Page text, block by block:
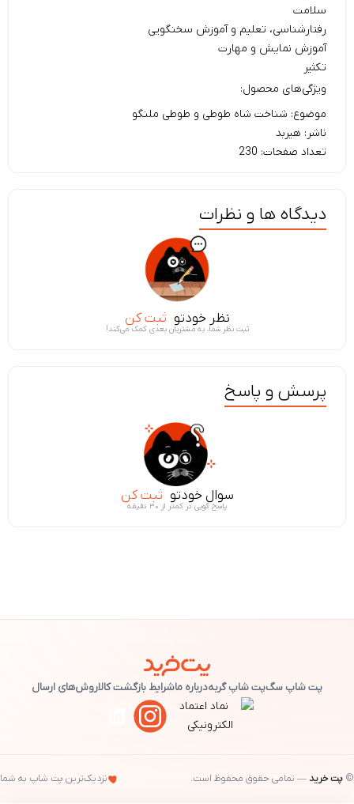
سلامت
رفتارشناسی، تعلیم و آموزش سخنگویی
آموزش نمایش و مهارت
تکثیر
ویژگی‌های محصول:
موضوع: شناخت شاه طوطی و طوطی ملنگو
ناشر: هیربد
تعداد صفحات: 230
دیدگاه ها و نظرات
نظر خودتو ثبت کن
ثبت نظر شما، به مشتریان بعدی کمک می‌کند!
پرسش و پاسخ
سوال خودتو ثبت کن
پاسخ گویی در کمتر از ۳۰ دقیقه
پت شاپ سگپت شاپ گربهدرباره ماشرایط بازگشت کالاروش‌های ارسال
© پت خرید— تمامی حقوق محفوظ است. نزدیک‌ترین پت شاپ به شما